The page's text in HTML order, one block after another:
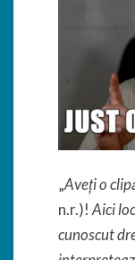
„Aveți o
n.r.)! Aici
cunoscut